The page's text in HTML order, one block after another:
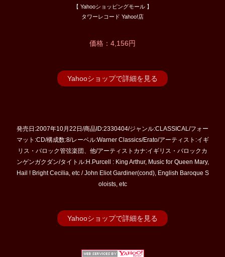
【 Yahooショッピングモール 】
タワーレコード Yahoo!店
価格：4,156円
Yahooショップで詳細を見る
発売日:2007年10月22日/商品ID:2330404/ジャンル:CLASSICAL/フォー
マット:CD/構成数:8/レーベル:Warner Classics/Erato/アーティスト:イギ
リス・バロック管弦楽団、他/アーティストカナ:イギリス・バロックカ
ンゲンガクダン/タイトル:H.Purcell : King Arthur, Music for Queen Mary,
Hail ! Bright Cecilia, etc / John Eliot Gardiner(cond), English Baroque S
oloists, etc
Yahooショップで詳細を見る